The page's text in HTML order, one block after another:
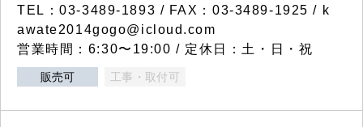
TEL：03-3489-1893 / FAX：03-3489-1925 / k
awate2014gogo@icloud.com
営業時間：6:30〜19:00 / 定休日：土・日・祝
販売可 工事・取付可